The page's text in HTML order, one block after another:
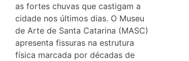
as fortes chuvas que castigam a
cidade nos últimos dias. O Museu
de Arte de Santa Catarina (MASC)
apresenta fissuras na estrutura
física marcada por décadas de